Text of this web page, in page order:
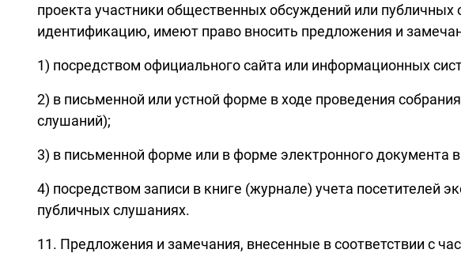
проекта участники общественных обсуждений или
идентификацию, имеют право вносить предложения и
1) посредством официального сайта или информационных
2) в письменной или устной форме в ходе проведения
слушаний);
3) в письменной форме или в форме электронного документа
4) посредством записи в книге (журнале) учета
публичных слушаниях.
11. Предложения и замечания, внесенные в соответствии с